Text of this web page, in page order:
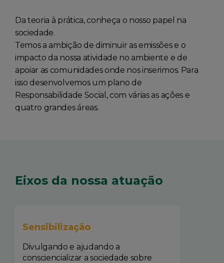
Da teoria à prática, conheça o nosso papel na
sociedade.
Temos a ambição de diminuir as emissões e o
impacto da nossa atividade no ambiente e de
apoiar as comunidades onde nos inserimos. Para
isso desenvolvemos um plano de
Responsabilidade Social, com várias as ações e
quatro grandes áreas.
Eixos da nossa atuação
Sensibilização
Divulgando e ajudando a
consciencializar a sociedade sobre